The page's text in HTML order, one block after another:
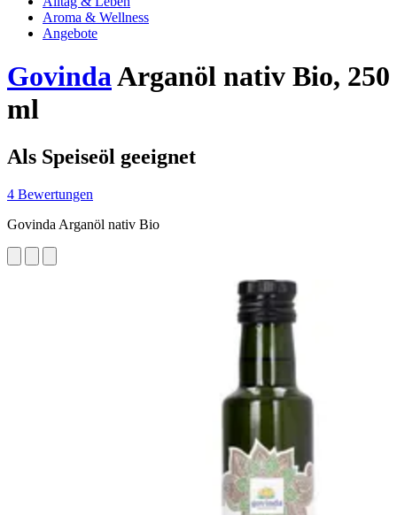
Aroma & Wellness
Angebote
GovindaArganöl nativ Bio, 250
ml
Als Speiseöl geeignet
4 Bewertungen
Govinda Arganöl nativ Bio